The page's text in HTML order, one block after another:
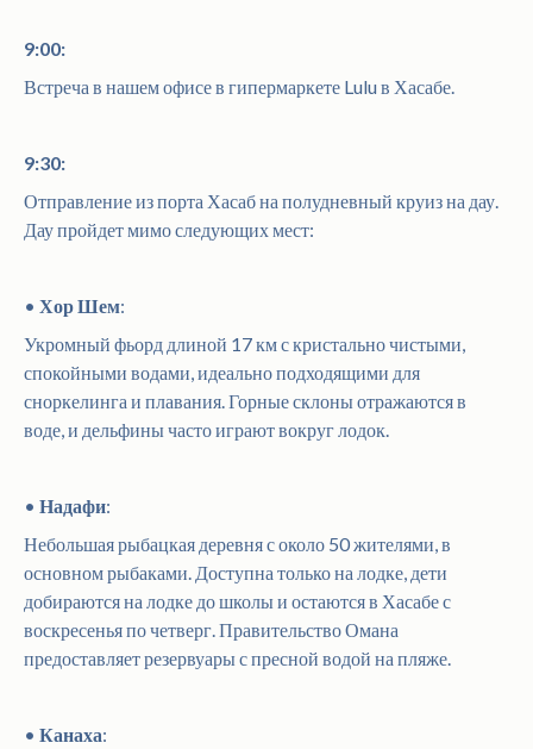
9:00:
Встреча в нашем офисе в гипермаркете Lulu в Хасабе.
9:30:
Отправление из порта Хасаб на полудневный круиз на дау.
Дау пройдет мимо следующих мест:
• Хор Шем:
Укромный фьорд длиной 17 км с кристально чистыми,
спокойными водами, идеально подходящими для
сноркелинга и плавания. Горные склоны отражаются в
воде, и дельфины часто играют вокруг лодок.
• Надафи:
Небольшая рыбацкая деревня с около 50 жителями, в
основном рыбаками. Доступна только на лодке, дети
добираются на лодке до школы и остаются в Хасабе с
воскресенья по четверг. Правительство Омана
предоставляет резервуары с пресной водой на пляже.
• Канаха: